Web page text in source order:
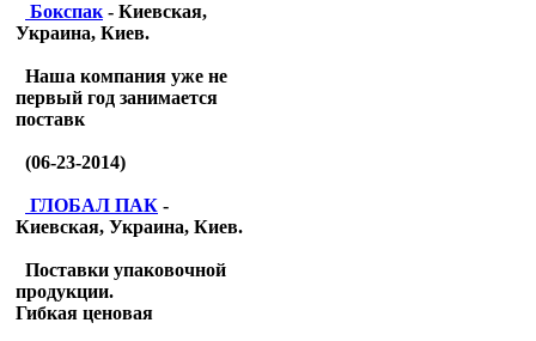
Бокспак - Киевская,
Украина, Киев.
Наша компания уже не
первый год занимается
поставк
(06-23-2014)
ГЛОБАЛ ПАК -
Киевская, Украина, Киев.
Поставки упаковочной
продукции.
Гибкая ценовая